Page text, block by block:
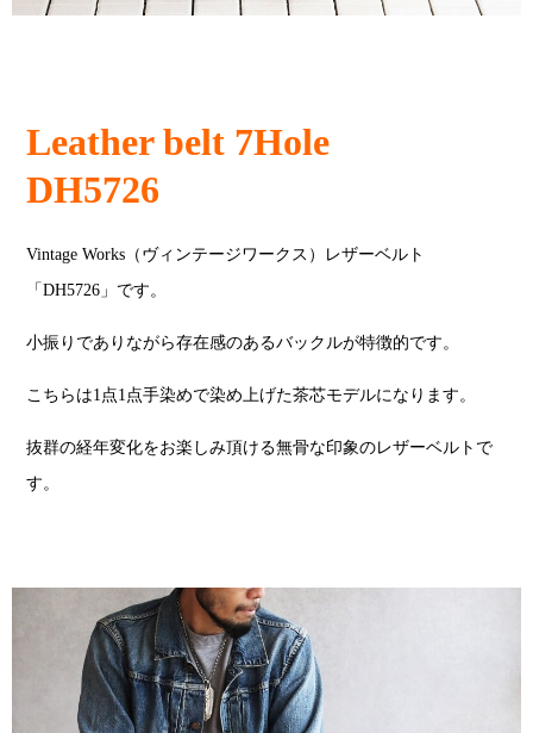
Leather belt 7Hole
DH5726
Vintage Works（ヴィンテージワークス）レザーベルト
「DH5726」です。
小振りでありながら存在感のあるバックルが特徴的です。
こちらは1点1点手染めで染め上げた茶芯モデルになります。
抜群の経年変化をお楽しみ頂ける無骨な印象のレザーベルトで
す。